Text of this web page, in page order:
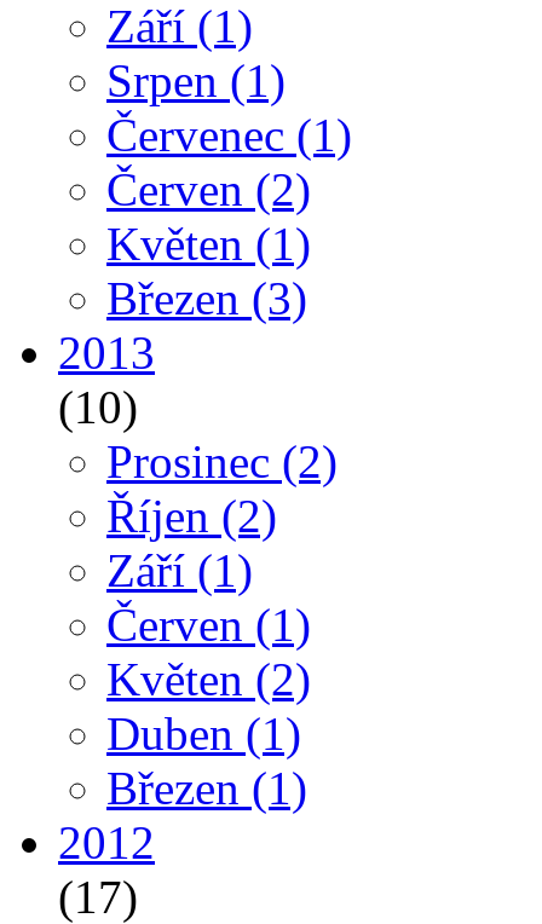
Září (1)
Srpen (1)
Červenec (1)
Červen (2)
Květen (1)
Březen (3)
2013
(10)
Prosinec (2)
Říjen (2)
Září (1)
Červen (1)
Květen (2)
Duben (1)
Březen (1)
2012
(17)